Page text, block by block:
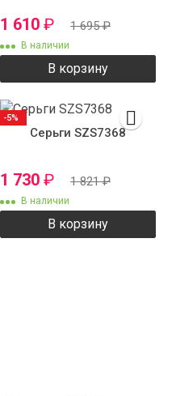
1 610 ₽ 1 695₽
В наличии
В корзину
Серьги SZS7368
1 730 ₽ 1 821₽
В наличии
В корзину
-5%